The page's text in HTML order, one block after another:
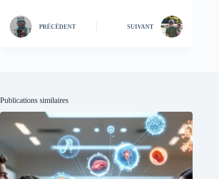
PRÉCÉDENT SUIVANT
Publications similaires